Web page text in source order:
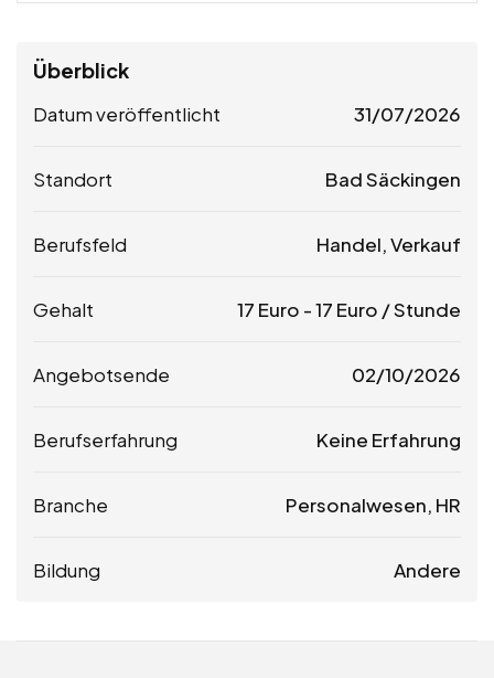
Überblick
Datum veröffentlicht 31/07/2026
Standort Bad Säckingen
Berufsfeld Handel, Verkauf
Gehalt 17 Euro -17 Euro / Stunde
Angebotsende 02/10/2026
Berufserfahrung Keine Erfahrung
Branche Personalwesen, HR
Bildung Andere